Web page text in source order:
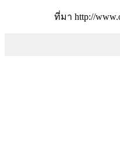
ที่มา http://